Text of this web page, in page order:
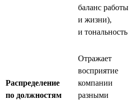
баланс работы
и жизни),
и тональность
Распределение
по должностям
Отражает
восприятие
компании
разными